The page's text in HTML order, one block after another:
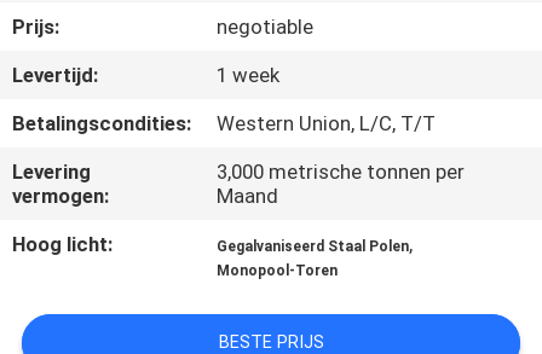
FABRIEKSREIS
KWALITEITSCONTROLE
CONTACTEER
ONS
NIEUWS
Prijs:
negotiable
Levertijd:
1 week
Betalingscondities:
Western Union, L/C, T/T
Levering
vermogen:
3,000 metrische tonnen per
Maand
Hoog licht:
Gegalvaniseerd Staal Polen,
Monopool-Toren
BESTE PRIJS